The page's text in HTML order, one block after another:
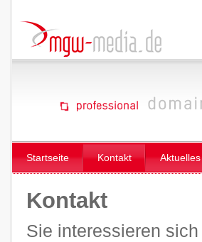
Startseite Kontakt Aktuelles
Kontakt
Sie interessieren